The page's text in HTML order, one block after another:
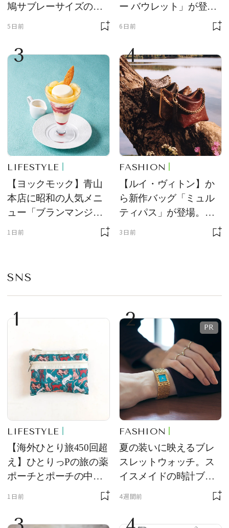
鳩サブレーサイズのポ
ーチ「はとっこ」を限
5日前
ー バウレット」が登
場！ デザイン性と収納
6日前
3
LIFESTYLE
【ヨックモック】青山
本店に昭和の人気メニ
ュー「ブランマンジ
ェ」「ダックワーズ」
1日前
4
FASHION
【ルイ・ヴィトン】か
ら新作バッグ「ミュル
ティパス」が登場。ミ
ニサイズもラインナッ
3日前
SNS
1
LIFESTYLE
【海外ひとり旅450回超
え】ひとりっPの旅の薬
ポーチとポーチの中身
を初公開！ 本当に使え
ム
1日前
2
FASHION
夏の装いに映えるブレ
スレットウォッチ。ス
イスメイドの時計ブラ
ンド【フレデリック・
をレビュー。【それい
4週間前